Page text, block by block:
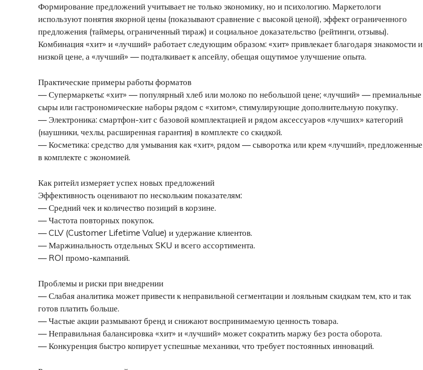
Формирование предложений учитывает не только экономику, но и психологию. Маркетологи
используют понятия якорной цены (показывают сравнение с высокой ценой), эффект ограниченного
предложения (таймеры, ограниченный тираж) и социальное доказательство (рейтинги, отзывы).
Комбинация «хит» и «лучший» работает следующим образом: «хит» привлекает благодаря знакомости и
низкой цене, а «лучший» — подталкивает к апсейлу, обещая ощутимое улучшение опыта.
Практические примеры работы форматов
— Супермаркеты: «хит» — популярный хлеб или молоко по небольшой цене; «лучший» — премиальные
сыры или гастрономические наборы рядом с «хитом», стимулирующие дополнительную покупку.
— Электроника: смартфон-хит с базовой комплектацией и рядом аксессуаров «лучших» категорий
(наушники, чехлы, расширенная гарантия) в комплекте со скидкой.
— Косметика: средство для умывания как «хит», рядом — сыворотка или крем «лучший», предложенные
в комплекте с экономией.
Как ритейл измеряет успех новых предложений
Эффективность оценивают по нескольким показателям:
— Средний чек и количество позиций в корзине.
— Частота повторных покупок.
— CLV (Customer Lifetime Value) и удержание клиентов.
— Маржинальность отдельных SKU и всего ассортимента.
— ROI промо-кампаний.
Проблемы и риски при внедрении
— Слабая аналитика может привести к неправильной сегментации и лояльным скидкам тем, кто и так
готов платить больше.
— Частые акции размывают бренд и снижают воспринимаемую ценность товара.
— Неправильная балансировка «хит» и «лучший» может сократить маржу без роста оборота.
— Конкуренция быстро копирует успешные механики, что требует постоянных инноваций.